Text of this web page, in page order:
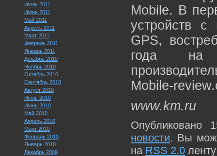
Июль 2011
Июнь 2011
Май 2011
Апрель 2011
Март 2011
Февраль 2011
Январь 2011
Декабрь 2010
Ноябрь 2010
Октябрь 2010
Сентябрь 2010
Август 2010
Июль 2010
Июнь 2010
Май 2010
Апрель 2010
Март 2010
Февраль 2010
Январь 2010
Декабрь 2009
Mobile. В
устройств с
GPS,
года на
Mobile-
www.km.ru
Опубликовано
новости. Вы
на RSS 2.0